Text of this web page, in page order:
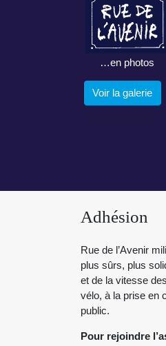
…en photos
Voir la galerie
Adhésion
Rue de l’Avenir
plus sûrs, plus
et de la vitesse
vélo, à la prise en
public.
Pour rejoindre